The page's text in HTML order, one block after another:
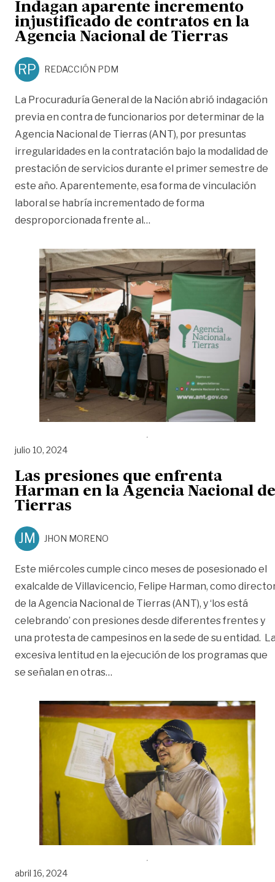
Indagan aparente incremento
injustificado de contratos en la
Agencia Nacional de Tierras
RP REDACCIÓN PDM
La Procuraduría General de la Nación abrió indagación
previa en contra de funcionarios por determinar de la
Agencia Nacional de Tierras (ANT), por presuntas
irregularidades en la contratación bajo la modalidad de
prestación de servicios durante el primer semestre de
este año. Aparentemente, esa forma de vinculación
laboral se habría incrementado de forma
desproporcionada frente al …
julio 10, 2024
Las presiones que enfrenta
Harman en la Agencia Nacional de
Tierras
JM JHON MORENO
Este miércoles cumple cinco meses de posesionado el
exalcalde de Villavicencio, Felipe Harman, como
de la Agencia Nacional de Tierras (ANT), y ‘los está
celebrando’ con presiones desde diferentes frentes y
una protesta de campesinos en la sede de su entidad.
excesiva lentitud en la ejecución de los programas que
se señalan en otras…
abril 16, 2024